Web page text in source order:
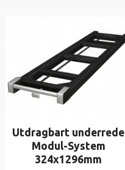
Utdragbart underrede
Modul-System
324x1296mm